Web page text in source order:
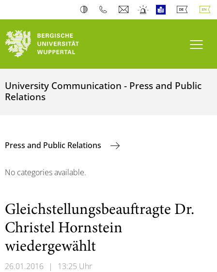
University Communication - Press and Public
Relations
Press and Public Relations
No categories available.
Gleichstellungsbeauftragte Dr.
Christel Hornstein
wiedergewählt
26.01.2016 | 13:25 Uhr